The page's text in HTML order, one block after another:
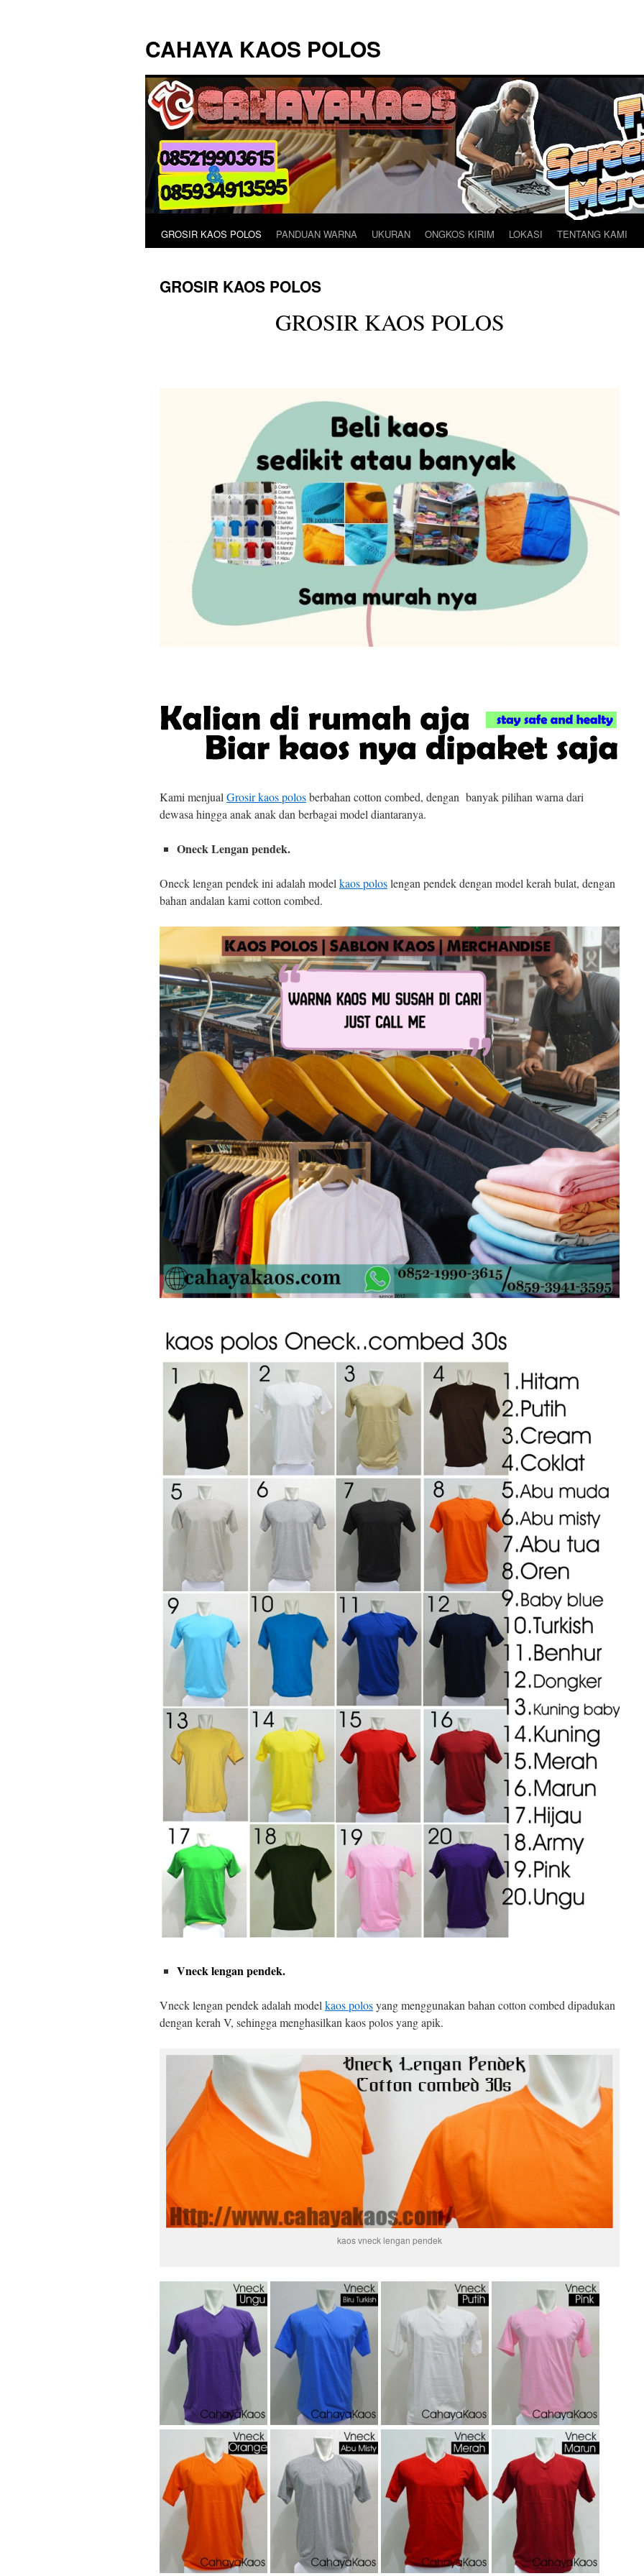
isi
CAHAYA KAOS POLOS
GROSIR KAOS POLOS PANDUAN WARNA UKURAN ONGKOS KIRIM LOKASI TENTANG KAMI
GROSIR KAOS POLOS
GROSIR KAOS POLOS
Kami menjualGrosir kaos polosberbahan cotton combed, dengan banyak pilihan warna dari
dewasa hingga anak anak dan berbagai model diantaranya.
Oneck Lengan pendek.
Oneck lengan pendek ini adalah modelkaos poloslengan pendek dengan model kerah bulat, dengan
bahan andalan kami cotton combed.
Vneck lengan pendek.
Vneck lengan pendek adalah model kaos polosyang menggunakan bahan cotton combed dipadukan
dengan kerah V, sehingga menghasilkan kaos polos yang apik.
kaos vneck lengan pendek